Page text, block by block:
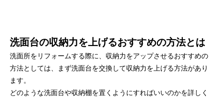
洗面台の収納力を上げるおすすめの方法とは
洗面所をリフォームする際に、収納力をアップさせるおすすめの
方法としては、まず洗面台を交換して収納力を上げる方法があり
ます。
どのような洗面台や収納棚を置くようにすればいいのかを詳しく